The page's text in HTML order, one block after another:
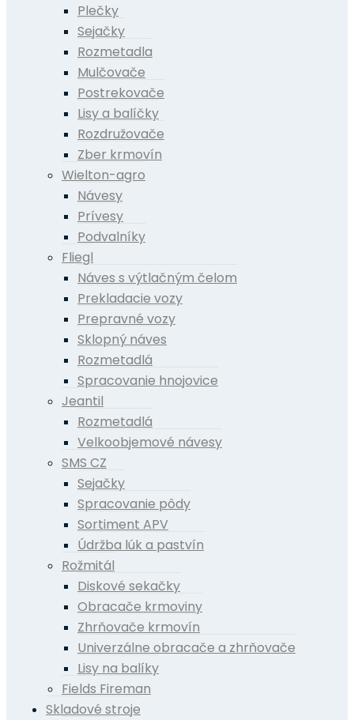
Plečky
Sejačky
Rozmetadla
Mulčovače
Postrekovače
Lisy a balíčky
Rozdružovače
Zber krmovín
Wielton-agro
Návesy
Prívesy
Podvalníky
Fliegl
Náves s výtlačným čelom
Prekladacie vozy
Prepravné vozy
Sklopný náves
Rozmetadlá
Spracovanie hnojovice
Jeantil
Rozmetadlá
Velkoobjemové návesy
SMS CZ
Sejačky
Spracovanie pôdy
Sortiment APV
Údržba lúk a pastvín
Rožmitál
Diskové sekačky
Obracače krmoviny
Zhrňovače krmovín
Univerzálne obracače a zhrňovače
Lisy na balíky
Fields Fireman
Skladové stroje